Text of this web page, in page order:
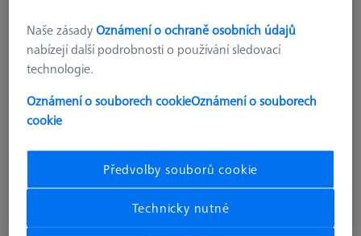
typ produktu
Artifacts
aplikace
bez DPH
Naše zásadyOznámení o ochraně osobních údajů
nabízejí další podrobnosti o používání sledovací
technologie.
Oznámení o souborech cookieOznámení o souborech
cookie
Předvolby souborů cookie
Technicky nutné